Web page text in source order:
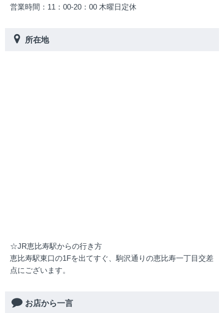
営業時間：11：00-20：00 木曜日定休
所在地
☆JR恵比寿駅からの行き方
恵比寿駅東口の1Fを出てすぐ、駒沢通りの恵比寿一丁目交差
点にございます。
お店から一言